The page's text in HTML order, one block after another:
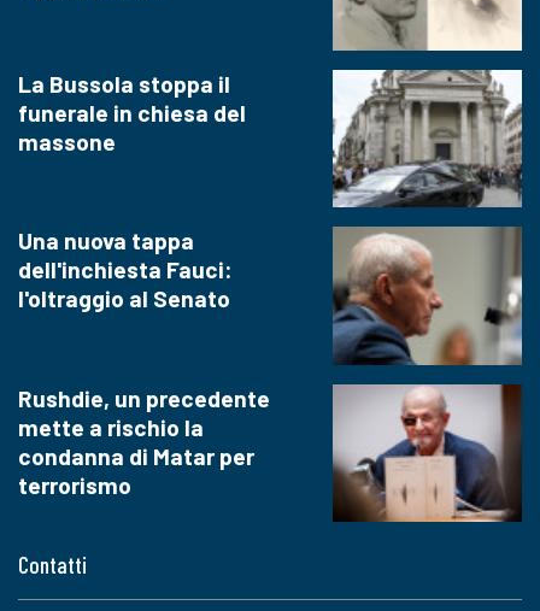
Contatti
La Bussola stoppa il
funerale in chiesa del
massone
Una nuova tappa
dell'inchiesta Fauci:
l'oltraggio al Senato
Rushdie, un precedente
mette a rischio la
condanna di Matar per
terrorismo